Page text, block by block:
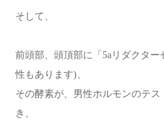
そして、
前頭部、頭頂部に「5aリダクタ
性もあります)、
その酵素が、男性ホルモンのテス
き、